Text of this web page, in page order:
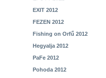
EXIT 2012
FEZEN 2012
Fishing on Orfű 2012
Hegyalja 2012
PaFe 2012
Pohoda 2012